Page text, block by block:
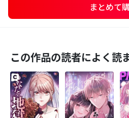
まとめて
この作品の読者によく読